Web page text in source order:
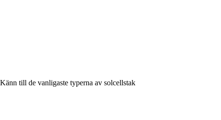
Känn till de vanligaste typerna av solcellstak